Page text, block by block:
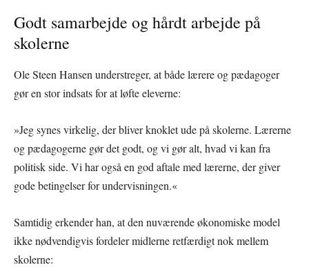
Godt samarbejde og hårdt arbejde på
skolerne
Ole Steen Hansen understreger, at både lærere og pædagoger
gør en stor indsats for at løfte eleverne:
»Jeg synes virkelig, der bliver knoklet ude på skolerne. Lærerne
og pædagogerne gør det godt, og vi gør alt, hvad vi kan fra
politisk side. Vi har også en god aftale med lærerne, der giver
gode betingelser for undervisningen.«
Samtidig erkender han, at den nuværende økonomiske model
ikke nødvendigvis fordeler midlerne retfærdigt nok mellem
skolerne: